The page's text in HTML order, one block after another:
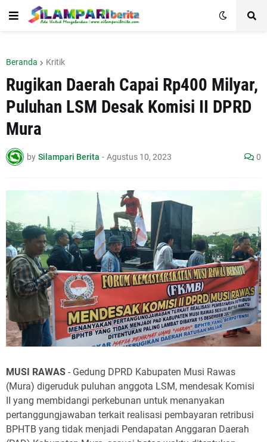
Beranda Kritik
Rugikan Daerah Capai Rp400 Milyar,
Puluhan LSM Desak Komisi II DPRD
Mura
by Silampari Berita - Agustus 10, 2023 0
MUSI RAWAS - Gedung DPRD Kabupaten Musi Rawas
(Mura) digeruduk puluhan anggota LSM, mendesak Komisi
II yang membidangi perkebunan untuk menanyakan
pertanggungjawaban terkait realisasi pembayaran retribusi
BPHTB yang tidak menjadi Pendapatan Anggaran Daerah